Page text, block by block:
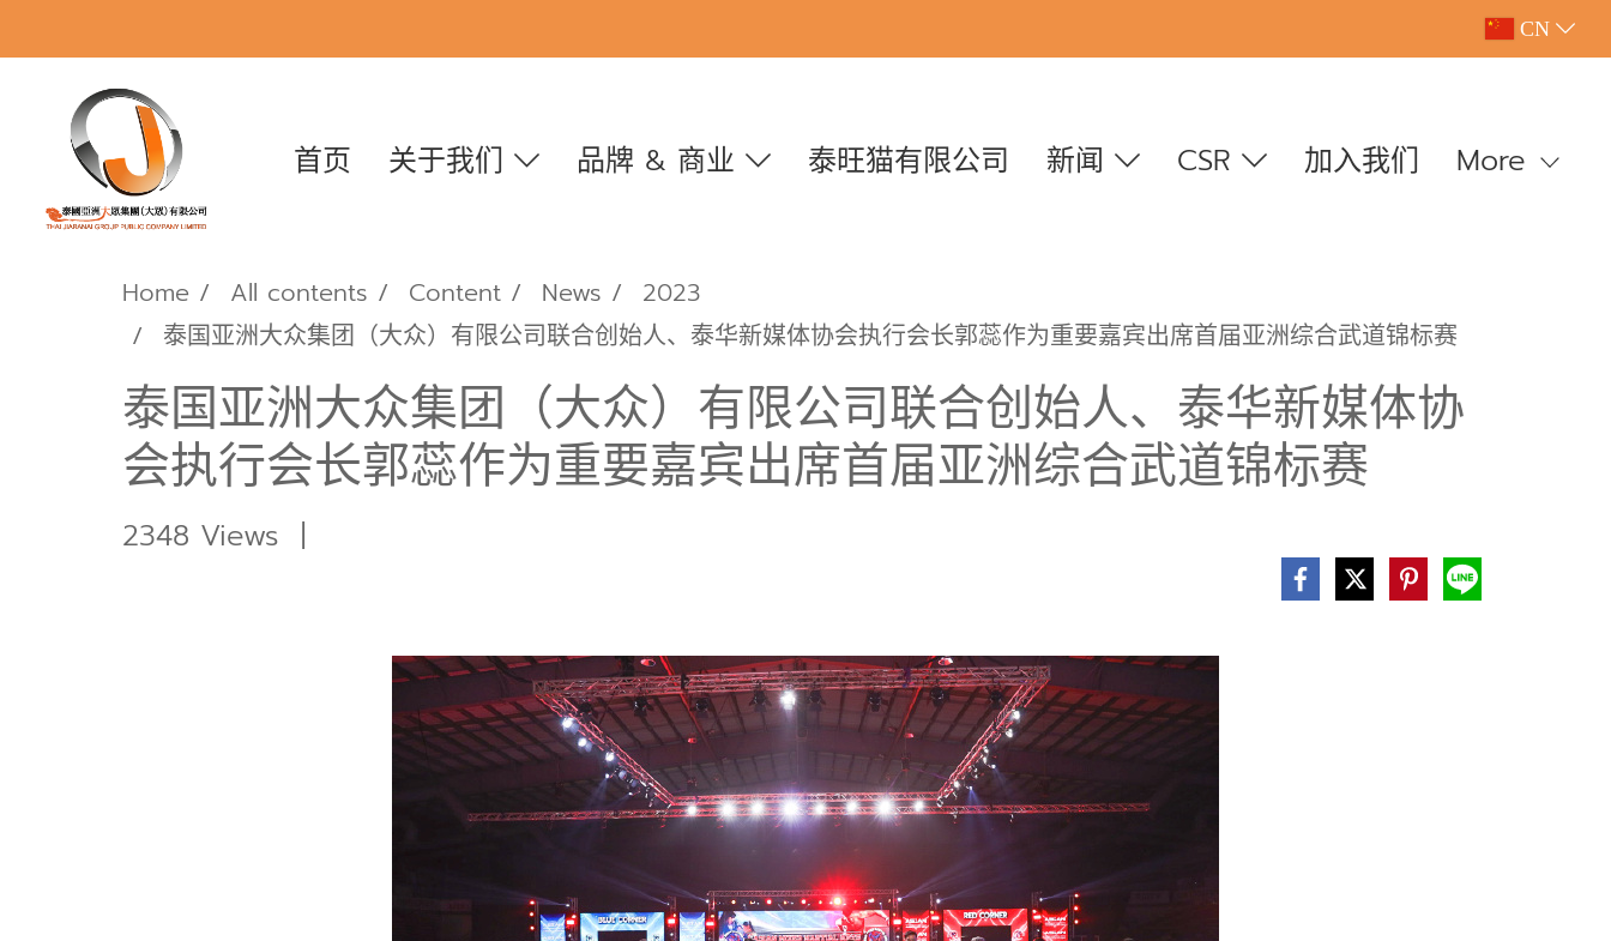
CN
首页 关于我们 品牌 & 商业 泰旺猫有限公司 新闻 CSR 加入我们 More
Home All contents Content News
2023
泰国亚洲大众集团（大众）有限公司联合创始人、泰华新媒体协会执行会长郭蕊作为重要嘉宾出席首届亚洲综合武道锦标赛
泰国亚洲大众集团（大众）有限公司联合创始人、泰华新媒体协
会执行会长郭蕊作为重要嘉宾出席首届亚洲综合武道锦标赛
2348 Views |